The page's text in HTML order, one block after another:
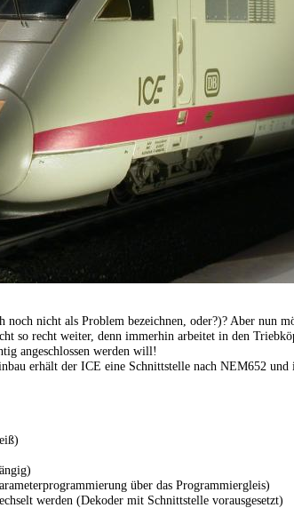
nicht als Problem bezeichnen, oder?)? Aber nun
so recht weiter, denn immerhin arbeitet in den
angeschlossen werden will!
erhält der ICE eine Schnittstelle nach NEM652
über das Programmiergleis)
werden (Dekoder mit Schnittstelle vorausgesetzt)